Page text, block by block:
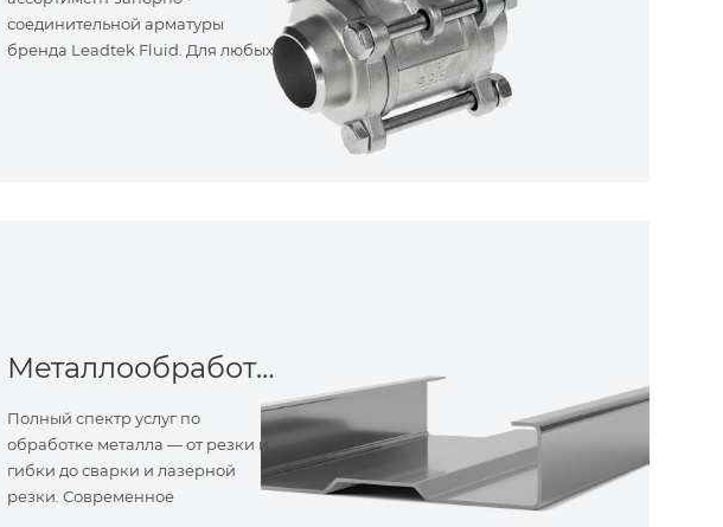
соединительной арматуры
бренда Leadtek Fluid. Для любых
Металлообработка
Полный спектр услуг по
обработке металла — от резки и
гибки до сварки и лазерной
резки. Современное